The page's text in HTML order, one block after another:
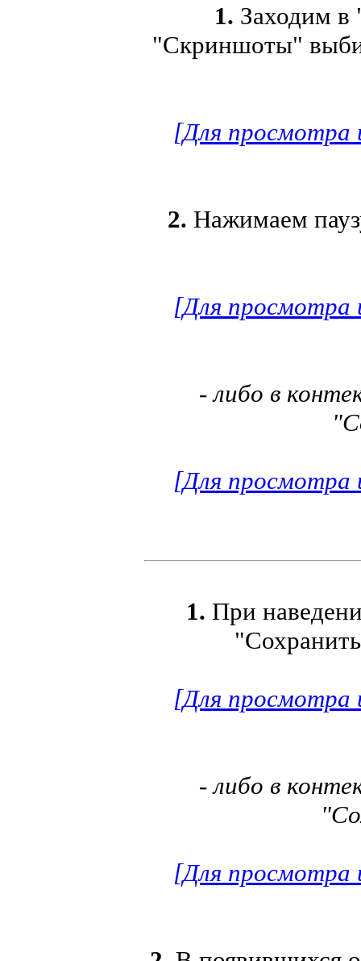
1. Заходим
"Скриншоты"
[Для просмотра
2. Нажимаем
[Для просмотра
- либо в
[Для просмотра
1. При
[Для просмотра
- либо в
[Для просмотра